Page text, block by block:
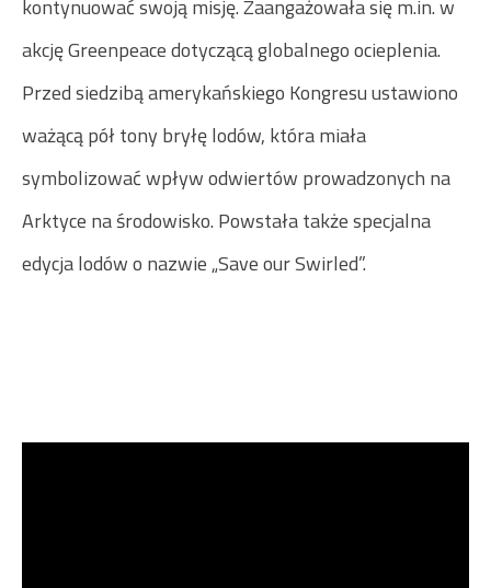
kontynuować swoją misję. Zaangażowała się m.in. w
akcję Greenpeace dotyczącą globalnego ocieplenia.
Przed siedzibą amerykańskiego Kongresu ustawiono
ważącą pół tony bryłę lodów, która miała
symbolizować wpływ odwiertów prowadzonych na
Arktyce na środowisko. Powstała także specjalna
edycja lodów o nazwie „Save our Swirled”.